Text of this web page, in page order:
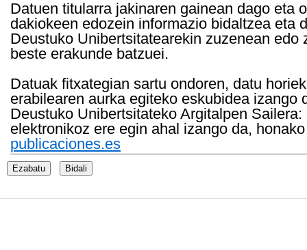
Datuen titularra jakinaren gainean dago eta
dakiokeen edozein informazio bidaltzea eta
Deustuko Unibertsitatearekin zuzenean
beste erakunde batzuei.
Datuak fitxategian sartu ondoren, datu
erabilearen aurka egiteko eskubidea
Deustuko Unibertsitateko Argitalpen
elektronikoz ere egin ahal izango da,
publicaciones.es
Ezabatu Bidali